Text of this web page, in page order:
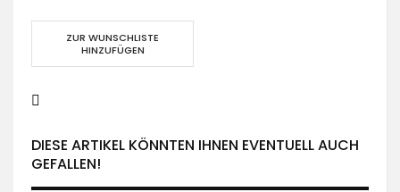
ZUR WUNSCHLISTE
HINZUFÜGEN
DIESE ARTIKEL KÖNNTEN IHNEN EVENTUELL AUCH
GEFALLEN!